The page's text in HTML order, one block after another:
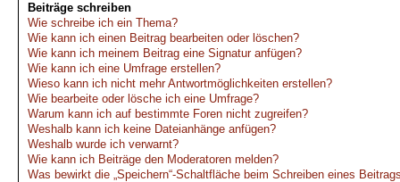
Beiträge schreiben
Wie schreibe ich ein Thema?
Wie kann ich einen Beitrag bearbeiten oder löschen?
Wie kann ich meinem Beitrag eine Signatur anfügen?
Wie kann ich eine Umfrage erstellen?
Wieso kann ich nicht mehr Antwortmöglichkeiten erstellen?
Wie bearbeite oder lösche ich eine Umfrage?
Warum kann ich auf bestimmte Foren nicht zugreifen?
Weshalb kann ich keine Dateianhänge anfügen?
Weshalb wurde ich verwarnt?
Wie kann ich Beiträge den Moderatoren melden?
Was bewirkt die „Speichern“-Schaltfläche beim Schreiben eines